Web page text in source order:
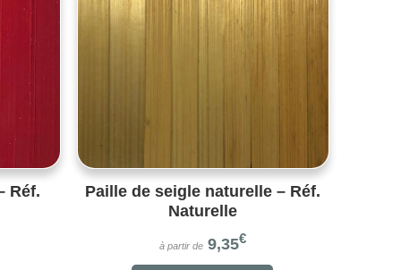
Réf.
Paille de seigle naturelle – Réf.
Naturelle
à partir de9,35€